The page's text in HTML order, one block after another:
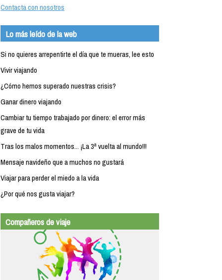
Contacta con nosotros
Lo más leído de la web
Si no quieres arrepentirte el día que te mueras, lee esto
Vivir viajando
¿Cómo hemos superado nuestras crisis?
Ganar dinero viajando
Cambiar tu tiempo trabajado por dinero: el error más
grave de tu vida
Tras los malos momentos... ¡La 3ª vuelta al mundo!!!
Mensaje navideño que a muchos no gustará
Viajar para perder el miedo a la vida
¿Por qué nos gusta viajar?
Compañeros de viaje